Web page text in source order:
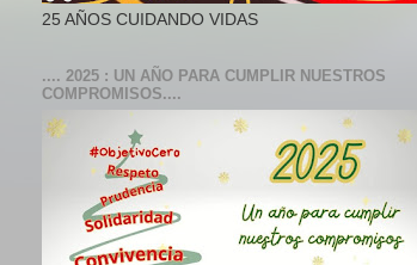
25 AÑOS CUIDANDO VIDAS
.... 2025 : UN AÑO PARA CUMPLIR NUESTROS
COMPROMISOS....